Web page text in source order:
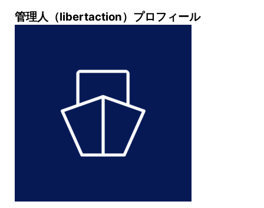
管理人（libertaction）プロフィール